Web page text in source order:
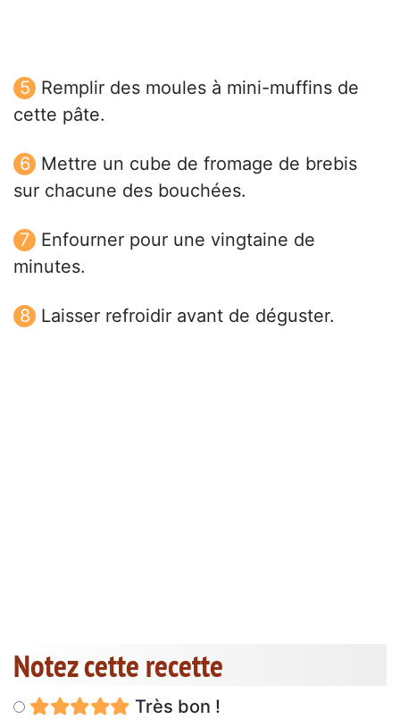
Remplir des moules à mini-muffins de
cette pâte.
Mettre un cube de fromage de brebis
sur chacune des bouchées.
Enfourner pour une vingtaine de
minutes.
Laisser refroidir avant de déguster.
Notez cette recette
Très bon !